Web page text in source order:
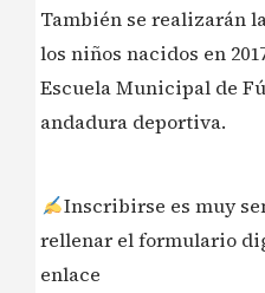
También se realizarán
los niños nacidos en
Escuela Municipal de
andadura deportiva.
Inscribirse es muy
rellenar el formulario
enlace